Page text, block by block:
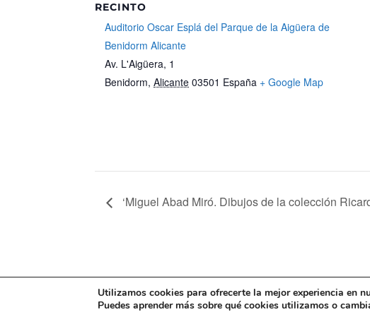
RECINTO
Auditorio Oscar Esplá del Parque de la Aigüera de
Benidorm Alicante
Av. L'Aigüera, 1
Benidorm, Alicante 03501 España + Google Map
‘Miguel Abad Miró. Dibujos de la colección
Mapa web Política de Privacidad Politica de
Utilizamos cookies para ofrecerte la mejor experiencia en
Puedes aprender más sobre qué cookies utilizamos o